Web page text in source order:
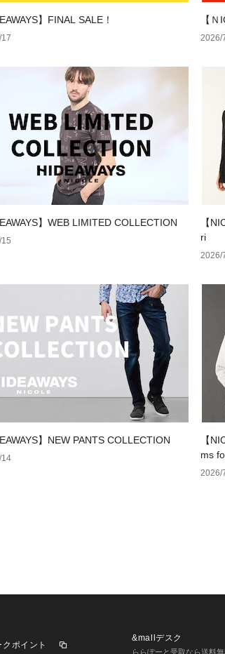
】FINAL SALE！ 【
2026/
】WEB LIMITED COLLECTION
【
ri
2026/
】NEW PANTS COLLECTION
14
【
ms
2026/
ポイント
&mallデスク
ららぽーと受取なら送料